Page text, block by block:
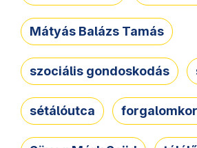
Mátyás Balázs Tamás
szociális gondoskodás
sétálóutca